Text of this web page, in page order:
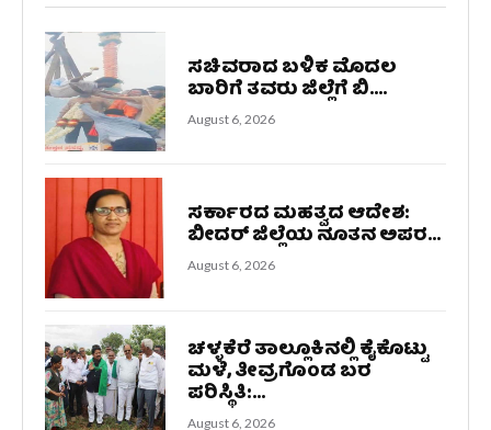
ಸಚಿವರಾದ ಬಳಿಕ ಮೊದಲ
ಬಾರಿಗೆ ತವರು ಜಿಲ್ಲೆಗೆ ಬಿ....
August 6, 2026
ಸರ್ಕಾರದ ಮಹತ್ವದ ಆದೇಶ:
ಬೀದರ್ ಜಿಲ್ಲೆಯ ನೂತನ ಅಪರ...
August 6, 2026
ಚಳ್ಳಕೆರೆ ತಾಲ್ಲೂಕಿನಲ್ಲಿ ಕೈಕೊಟ್ಟು
ಮಳೆ, ತೀವ್ರಗೊಂಡ ಬರ
ಪರಿಸ್ಥಿತಿ:...
August 6, 2026